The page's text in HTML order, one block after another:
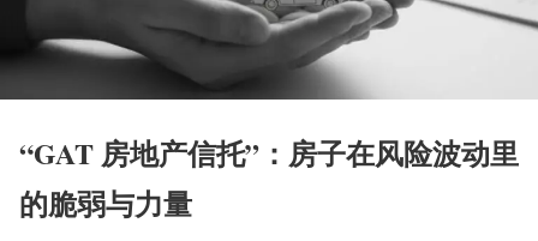
“GAT 房地产信托”：房子在风险波动里
的脆弱与力量